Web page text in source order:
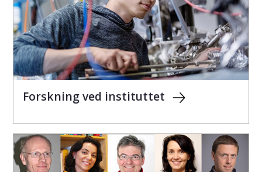
Forskning ved instituttet